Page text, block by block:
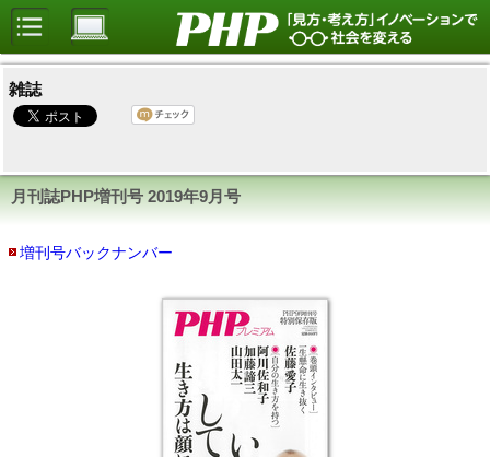
雑誌
月刊誌PHP増刊号 2019年9月号
増刊号バックナンバー